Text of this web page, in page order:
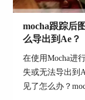
mocha跟踪后
么导出到Ae？
在使用Mocha进
失或无法导出到
见了怎么办？